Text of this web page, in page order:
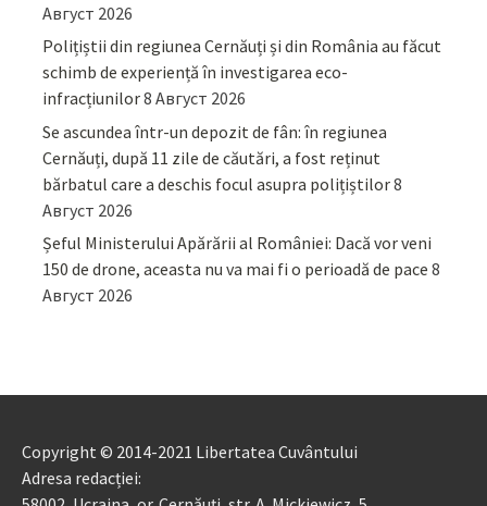
Август 2026
Polițiștii din regiunea Cernăuți și din România au făcut
schimb de experiență în investigarea eco-
infracțiunilor8 Август 2026
Se ascundea într-un depozit de fân: în regiunea
Cernăuți, după 11 zile de căutări, a fost reținut
bărbatul care a deschis focul asupra polițiștilor8
Август 2026
Șeful Ministerului Apărării al României: Dacă vor veni
150 de drone, aceasta nu va mai fi o perioadă de pace 8
Август 2026
Copyright © 2014-2021 Libertatea Cuvântului
Adresa redacției: